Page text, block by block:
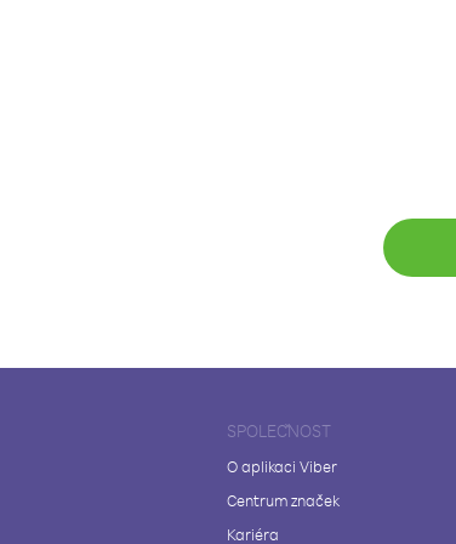
SPOLEČNOST
O aplikaci Viber
Centrum značek
Kariéra